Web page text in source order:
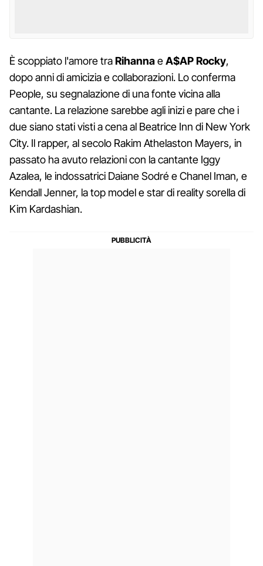
È scoppiato l'amore traRihannaeA$AP Rocky,
dopo anni di amicizia e collaborazioni. Lo conferma
People, su segnalazione di una fonte vicina alla
cantante. La relazione sarebbe agli inizi e pare che i
due siano stati visti a cena al Beatrice Inn di New York
City. Il rapper, al secolo Rakim Athelaston Mayers, in
passato ha avuto relazioni con la cantante Iggy
Azalea, le indossatrici Daiane Sodré e Chanel Iman, e
Kendall Jenner, la top model e star di reality sorella di
Kim Kardashian.